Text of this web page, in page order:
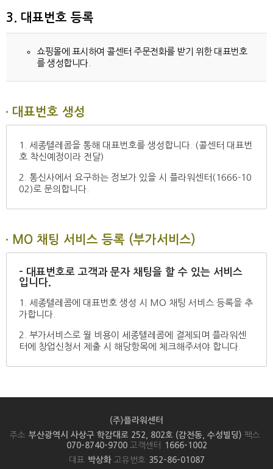
3. 대표번호 등록
쇼핑몰에 표시하여 콜센터 주문전화를 받기 위한 대표번호
를 생성합니다.
대표번호 생성
1. 세종텔레콤을 통해 대표번호를 생성합니다. (콜센터 대표번
호 착신예정이라 전달)
2. 통신사에서 요구하는 정보가 있을 시 플라워센터(1666-10
02)로 문의합니다.
MO 채팅 서비스 등록 (부가서비스)
- 대표번호로 고객과 문자 채팅을 할 수 있는 서비스
입니다.
1. 세종텔레콤에 대표번호 생성 시 MO 채팅 서비스 등록을 추
가합니다.
2. 부가서비스로 월 비용이 세종텔레콤에 결제되며 플라워센
터에 창업신청서 제출 시 해당항목에 체크해주셔야 합니다.
(주)플라워센터
주소 부산광역시 사상구 학감대로 252, 802호 (감전동, 수성빌딩) 팩스
070-8740-9700 고객센터
1666-1002
대표 박상화 고유번호 352-86-01087